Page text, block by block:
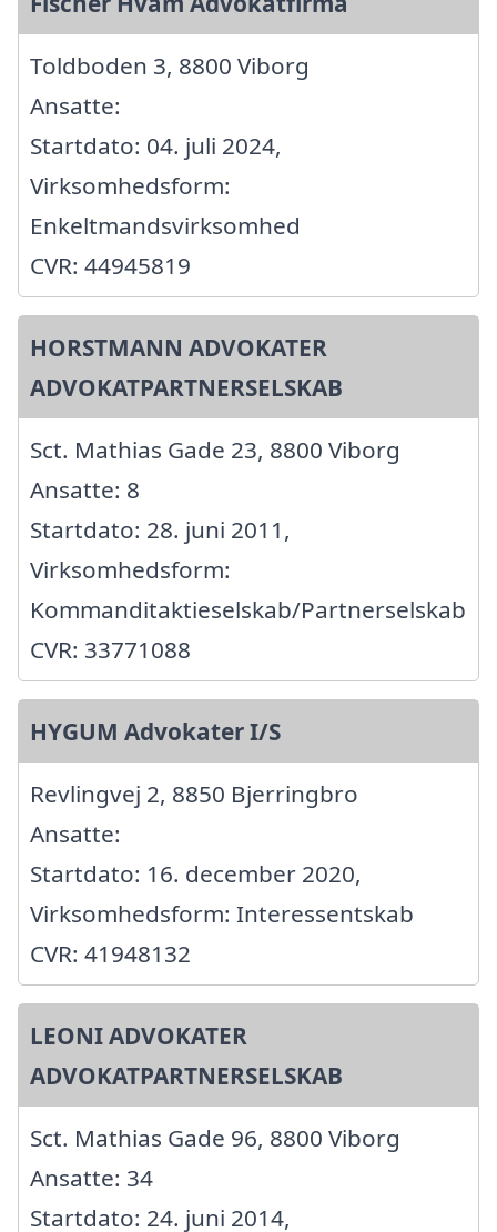
Toldboden 3, 8800 Viborg
Ansatte:
Startdato: 04. juli 2024,
Virksomhedsform:
Enkeltmandsvirksomhed
CVR: 44945819
HORSTMANN ADVOKATER
ADVOKATPARTNERSELSKAB
Sct. Mathias Gade 23, 8800 Viborg
Ansatte: 8
Startdato: 28. juni 2011,
Virksomhedsform:
Kommanditaktieselskab/Partnerselskab
CVR: 33771088
HYGUM Advokater I/S
Revlingvej 2, 8850 Bjerringbro
Ansatte:
Startdato: 16. december 2020,
Virksomhedsform: Interessentskab
CVR: 41948132
LEONI ADVOKATER
ADVOKATPARTNERSELSKAB
Sct. Mathias Gade 96, 8800 Viborg
Ansatte: 34
Startdato: 24. juni 2014,